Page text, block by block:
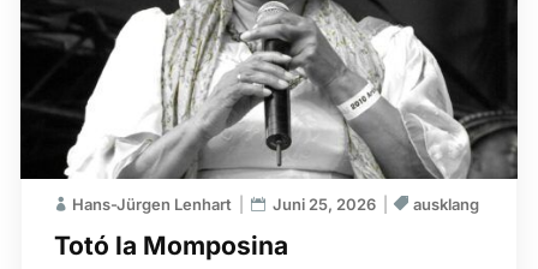
Totó la Momposina
Hans-Jürgen Lenhart Juni 25, 2026 ausklang